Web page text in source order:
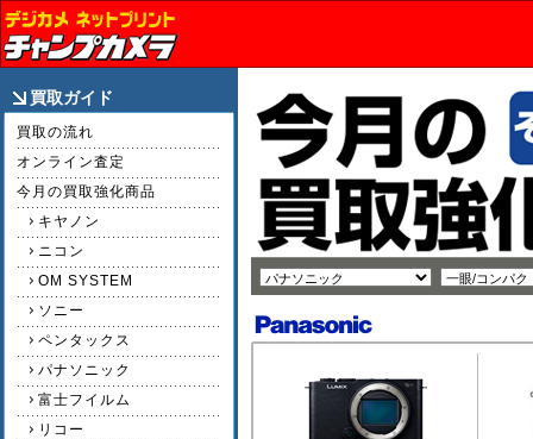
買取ガイド
買取の流れ
オンライン査定
今月の買取強化商品
キヤノン
ニコン
OM SYSTEM
ソニー
ペンタックス
パナソニック
富士フイルム
リコー